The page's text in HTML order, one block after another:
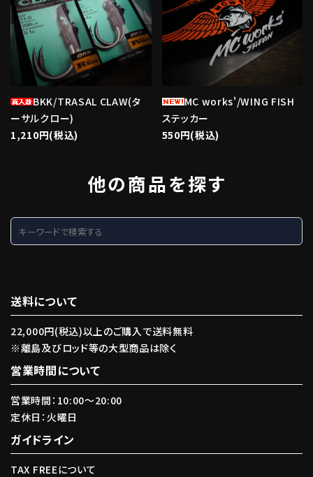
BKK/TRASAL CLAW(タ
ーサルクロー)
1,210円(税込)
MC works'/WING FISH
ステッカー
550円(税込)
他の商品を探す
送料について
22,000円(税込)以上のご購入で送料無料
※離島及びロッド等の大型商品は除く
営業時間について
営業時間：10:00〜20:00
定休日：火曜日
ガイドライン
TAX FREEについて